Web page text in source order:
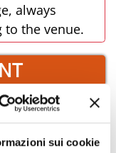
sui cookie
always
to the venue.